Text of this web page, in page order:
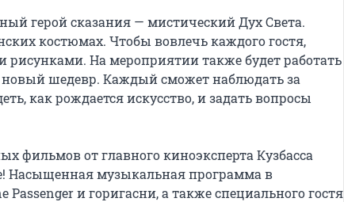
герой сказания — мистический Дух Света.
костюмах. Чтобы вовлечь каждого гостя,
На мероприятии также будет работать
новый шедевр. Каждый сможет наблюдать за
как рождается искусство, и задать вопросы
фильмов от главного киноэксперта Кузбасса
Насыщенная музыкальная программа в
и горигасни, а также специального гостя